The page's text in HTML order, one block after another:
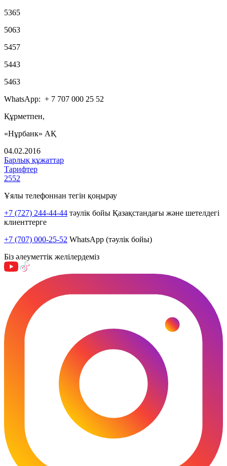
5365
5063
5457
5443
5463
WhatsApp: + 7 707 000 25 52
Құрметпен,
«Нұрбанк» АҚ
04.02.2016
Барлық құжаттар
Тарифтер
2552
Ұялы телефоннан тегін қоңырау
+7 (727) 244-44-44 тәулік бойы Қазақстандағы және шетелдегі
клиенттерге
+7 (707) 000-25-52 WhatsApp (тәулік бойы)
Біз әлеуметтік желілердеміз